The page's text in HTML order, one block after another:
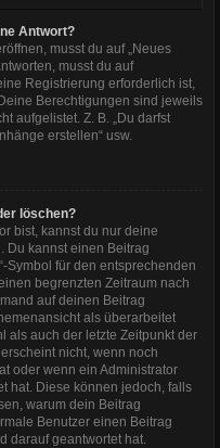
Antwort?
musst du auf „Neues
musst du auf
Registrierung erforderlich ist,
Berechtigungen sind jeweils
aufgelistet. Z. B. „Du darfst
erstellen“ usw.
löschen?
bist, kannst du nur deine
Du kannst einen Beitrag
Symbol für den entsprechenden
begrenzten Zeitraum nach
auf deinen Beitrag
als überarbeitet
als auch der letzte Zeitpunkt der
nicht, wenn noch
oder wenn ein Administrator
hat. Diese können jedoch, falls
warum dein Beitrag
Benutzer einen Beitrag
darauf geantwortet hat.